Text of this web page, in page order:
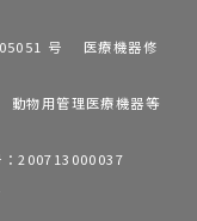
号 医療機器修
物用管理医療機器等
：200713000037